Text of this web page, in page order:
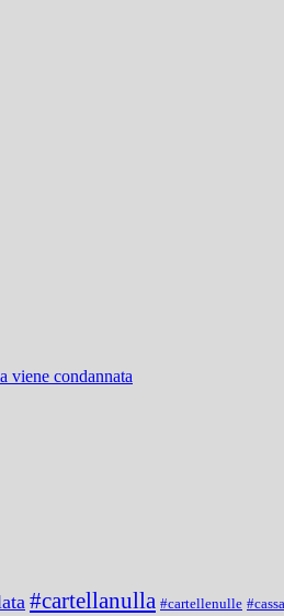
viene condannata
#cartellanulla #cartellenulle